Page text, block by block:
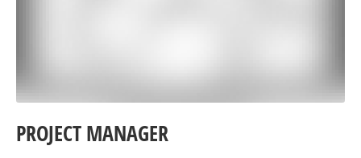
PROJECT MANAGER